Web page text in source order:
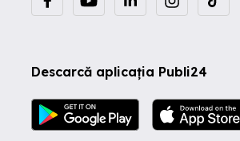
Descarcă aplicația Publi24